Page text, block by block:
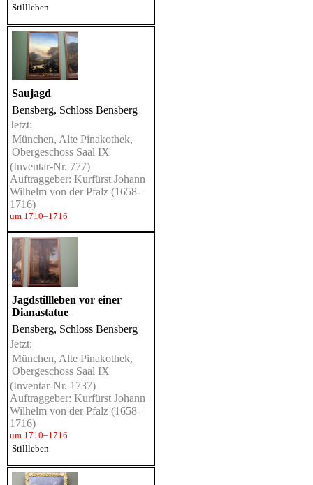
Stillleben
Saujagd
Bensberg, Schloss Bensberg
Jetzt:
München, Alte Pinakothek,
Obergeschoss Saal IX
(Inventar-Nr. 777)
Auftraggeber: Kurfürst Johann
Wilhelm von der Pfalz (1658-
1716)
um 1710–1716
Jagdstillleben vor einer
Dianastatue
Bensberg, Schloss Bensberg
Jetzt:
München, Alte Pinakothek,
Obergeschoss Saal IX
(Inventar-Nr. 1737)
Auftraggeber: Kurfürst Johann
Wilhelm von der Pfalz (1658-
1716)
um 1710–1716
Stillleben